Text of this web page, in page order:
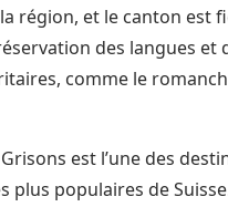
région, et le canton est
des langues et
comme le
est l’une des
plus populaires de